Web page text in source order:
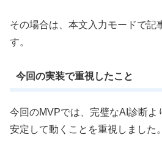
その場合は、本文入力モードで記
す。
今回の実装で重視したこと
今回のMVPでは、完璧なAI診断よ
安定して動くことを重視しました。